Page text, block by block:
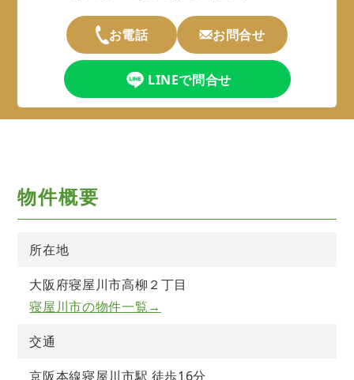
お電話 お問合せ
LINEで問合せ
物件概要
所在地
大阪府寝屋川市高柳２丁目
寝屋川市の物件一覧→
交通
京阪本線寝屋川市駅 徒歩16分